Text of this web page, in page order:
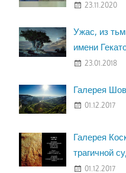
23.11.2020
Ужас, из
имени
23.01.2018
Галерея
01.12.2017
Галерея
трагичной
01.12.2017